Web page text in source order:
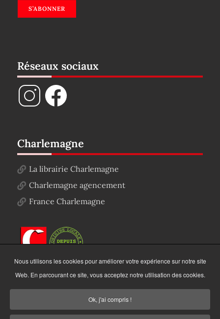
S’ABONNER
Réseaux sociaux
Charlemagne
La librairie Charlemagne
Charlemagne agencement
France Charlemagne
Nous utilisons les cookies pour améliorer votre expérience sur notre site
Web. En parcourant ce site, vous acceptez notre utilisation des cookies.
Ok, j'ai compris !